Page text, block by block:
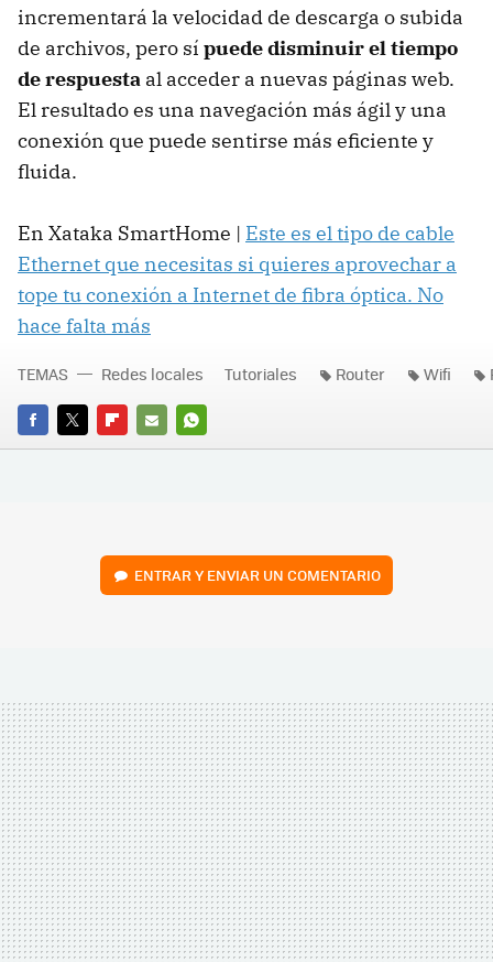
incrementará la velocidad de descarga o subida
de archivos, pero sí puede disminuir el tiempo
de respuesta al acceder a nuevas páginas web.
El resultado es una navegación más ágil y una
conexión que puede sentirse más eficiente y
fluida.
En Xataka SmartHome | Este es el tipo de cable
Ethernet que necesitas si quieres aprovechar a
tope tu conexión a Internet de fibra óptica. No
hace falta más
FACEBOOK
TWITTERFLIPBOARD
E-
WHATSAPP
TEMAS Redes locales Tutoriales Router Wifi
ENTRAR Y ENVIAR UN COMENTARIO